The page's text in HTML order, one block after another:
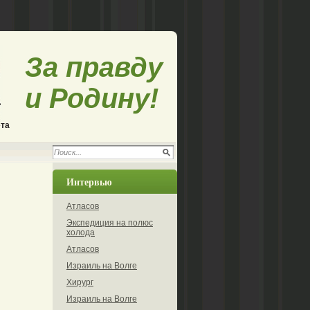
За правду
и Родину!
Интервью
Атласов
Экспедиция на полюс
холода
Атласов
Израиль на Волге
Хирург
Израиль на Волге